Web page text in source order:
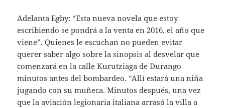
Adelanta Egby: “Esta nueva novela que estoy
escribiendo se pondrá a la venta en 2016, el año que
viene”. Quienes le escuchan no pueden evitar
querer saber algo sobre la sinopsis al desvelar que
comenzará en la calle Kurutziaga de Durango
minutos antes del bombardeo. “Allí estará una niña
jugando con su muñeca. Minutos después, una vez
que la aviación legionaria italiana arrasó la villa a